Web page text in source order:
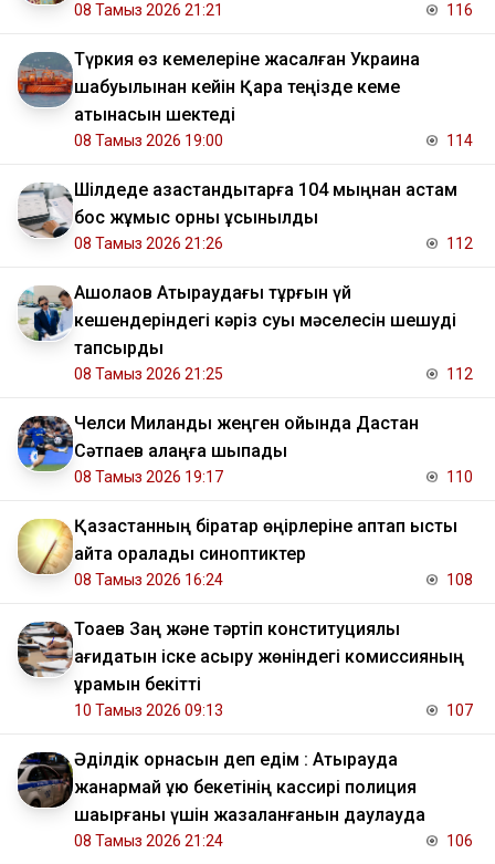
08 Тамыз 2026 21:21 116
Түркия өз кемелеріне жасалған Украина
шабуылынан кейін Қара теңізде кеме
қатынасын шектеді
08 Тамыз 2026 19:00 114
​Шілдеде қазақстандықтарға 104 мыңнан астам
бос жұмыс орны ұсынылды
08 Тамыз 2026 21:26 112
​Ақшолақов Атыраудағы тұрғын үй
кешендеріндегі кәріз суы мәселесін шешуді
тапсырды
08 Тамыз 2026 21:25 112
Челси Миланды жеңген ойында Дастан
Сәтпаев алаңға шықпады
08 Тамыз 2026 19:17 110
Қазақстанның бірқатар өңірлеріне аптап ыстық
қайта оралады синоптиктер
08 Тамыз 2026 16:24 108
Тоқаев Заң және тәртіп конституциялық
қағидатын іске асыру жөніндегі комиссияның
құрамын бекітті
10 Тамыз 2026 09:13 107
Әділдік орнасын деп едім : Атырауда
жанармай құю бекетінің кассирі полиция
шақырғаны үшін жазаланғанын даулауда
08 Тамыз 2026 21:24 106